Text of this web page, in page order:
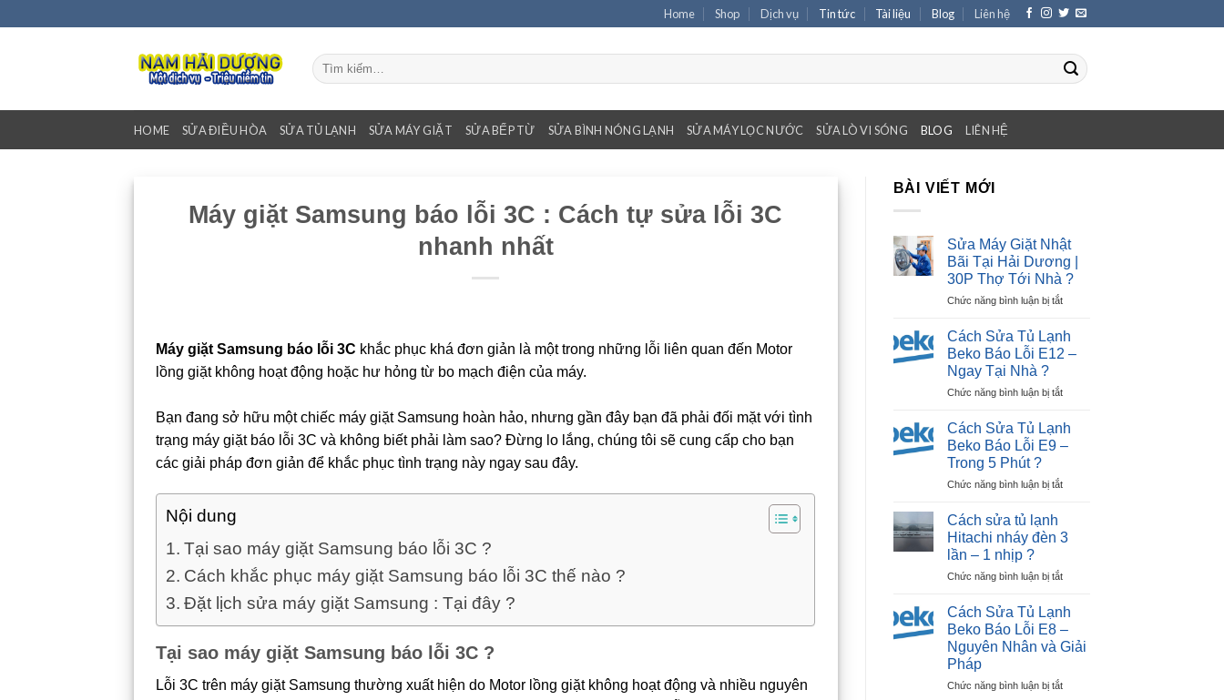
Home Shop Dịch vụ Tin tức Tài liệu Blog Liên hệ
Tìm
kiếm:
HOME SỬA ĐIỀU HÒA SỬA TỦ LẠNH SỬA MÁY GIẶT SỬA BẾP TỪ SỬA BÌNH NÓNG LẠNH SỬA MÁY LỌC NƯỚC SỬA LÒ VI SÓNG BLOG LIÊN HỆ
Máy giặt Samsung báo lỗi 3C : Cách tự sửa lỗi 3C
nhanh nhất
Máy giặt Samsung báo lỗi 3C khắc phục khá đơn giản là một trong những lỗi liên quan đến Motor
lồng giặt không hoạt động hoặc hư hỏng từ bo mạch điện của máy.
Bạn đang sở hữu một chiếc máy giặt Samsung hoàn hảo, nhưng gần đây bạn đã phải đối mặt với tình
trạng máy giặt báo lỗi 3C và không biết phải làm sao? Đừng lo lắng, chúng tôi sẽ cung cấp cho bạn
các giải pháp đơn giản để khắc phục tình trạng này ngay sau đây.
Nội dung
Tại sao máy giặt Samsung báo lỗi 3C ?
Cách khắc phục máy giặt Samsung báo lỗi 3C thế nào ?
Đặt lịch sửa máy giặt Samsung : Tại đây ?
Tại sao máy giặt Samsung báo lỗi 3C ?
Lỗi 3C trên máy giặt Samsung thường xuất hiện do Motor lồng giặt không hoạt động và nhiều nguyên
BÀI VIẾT MỚI
Sửa Máy Giặt Nhật
Bãi Tại Hải Dương |
30P Thợ Tới Nhà ?
Chức năng bình luận bị tắtở
Máy
Giặt
Nhật
Tại
Dương
Tới
Cách Sửa Tủ Lạnh
Beko Báo Lỗi E12 –
Ngay Tại Nhà ?
Chức năng bình luận bị tắtở
Sửa
Báo
–
Ngay
Nhà
Cách Sửa Tủ Lạnh
Beko Báo Lỗi E9 –
Trong 5 Phút ?
Chức năng bình luận bị tắtở
Tủ
Lạnh
Báo
E9
Trong
5
?
Cách sửa tủ lạnh
Hitachi nháy đèn 3
lần – 1 nhịp ?
Chức năng bình luận bị tắtở
sửa
Hitachi
đèn
Cách Sửa Tủ Lạnh
Beko Báo Lỗi E8 –
Nguyên Nhân và Giải
Pháp
Chức năng bình luận bị tắtở